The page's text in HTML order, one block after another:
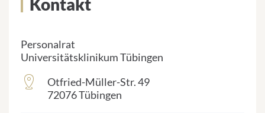
Kontakt
Personalrat
Universitätsklinikum Tübingen
frontend.sr-
only_#
Otfried-Müller-Str. 49
72076 Tübingen